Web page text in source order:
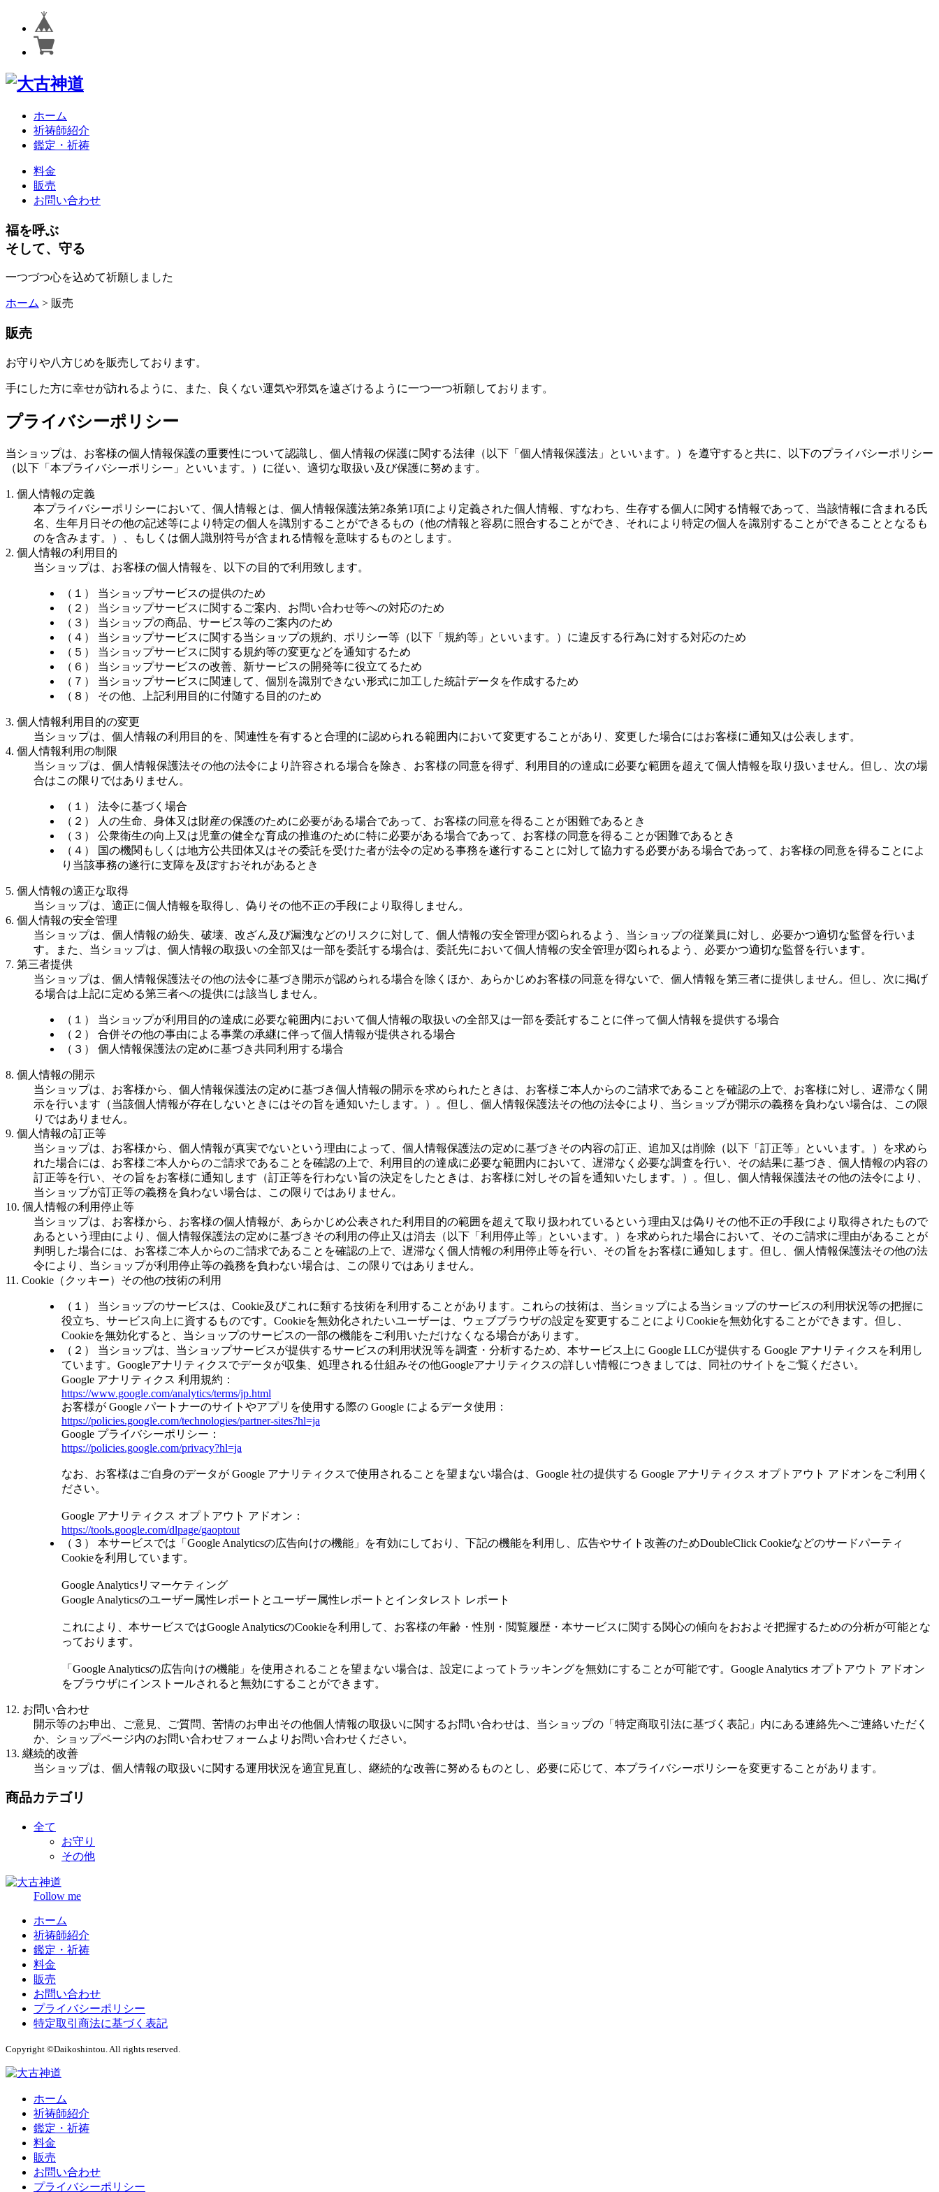
ホーム
祈祷師紹介
鑑定・祈祷
料金
販売
お問い合わせ
福を呼ぶ
そして、守る
一つづつ心を込めて祈願しました
ホーム > 販売
販売
お守りや八方じめを販売しております。
手にした方に幸せが訪れるように、また、良くない運気や邪気を遠ざけるように一つ一つ祈願しております。
プライバシーポリシー
当ショップは、お客様の個人情報保護の重要性について認識し、個人情報の保護に関する法律（以下「個人情報保護法」といいます。）を遵守すると共に、以下のプライバシーポリシー
（以下「本プライバシーポリシー」といいます。）に従い、適切な取扱い及び保護に努めます。
1. 個人情報の定義
本プライバシーポリシーにおいて、個人情報とは、個人情報保護法第2条第1項により定義された個人情報、すなわち、生存する個人に関する情報であって、当該情報に含まれる氏
名、生年月日その他の記述等により特定の個人を識別することができるもの（他の情報と容易に照合することができ、それにより特定の個人を識別することができることとなるも
のを含みます。）、もしくは個人識別符号が含まれる情報を意味するものとします。
2. 個人情報の利用目的
当ショップは、お客様の個人情報を、以下の目的で利用致します。
（１） 当ショップサービスの提供のため
（２） 当ショップサービスに関するご案内、お問い合わせ等への対応のため
（３） 当ショップの商品、サービス等のご案内のため
（４） 当ショップサービスに関する当ショップの規約、ポリシー等（以下「規約等」といいます。）に違反する行為に対する対応のため
（５） 当ショップサービスに関する規約等の変更などを通知するため
（６） 当ショップサービスの改善、新サービスの開発等に役立てるため
（７） 当ショップサービスに関連して、個別を識別できない形式に加工した統計データを作成するため
（８） その他、上記利用目的に付随する目的のため
3. 個人情報利用目的の変更
当ショップは、個人情報の利用目的を、関連性を有すると合理的に認められる範囲内において変更することがあり、変更した場合にはお客様に通知又は公表します。
4. 個人情報利用の制限
当ショップは、個人情報保護法その他の法令により許容される場合を除き、お客様の同意を得ず、利用目的の達成に必要な範囲を超えて個人情報を取り扱いません。但し、次の場
合はこの限りではありません。
（１） 法令に基づく場合
（２） 人の生命、身体又は財産の保護のために必要がある場合であって、お客様の同意を得ることが困難であるとき
（３） 公衆衛生の向上又は児童の健全な育成の推進のために特に必要がある場合であって、お客様の同意を得ることが困難であるとき
（４） 国の機関もしくは地方公共団体又はその委託を受けた者が法令の定める事務を遂行することに対して協力する必要がある場合であって、お客様の同意を得ることによ
り当該事務の遂行に支障を及ぼすおそれがあるとき
5. 個人情報の適正な取得
当ショップは、適正に個人情報を取得し、偽りその他不正の手段により取得しません。
6. 個人情報の安全管理
当ショップは、個人情報の紛失、破壊、改ざん及び漏洩などのリスクに対して、個人情報の安全管理が図られるよう、当ショップの従業員に対し、必要かつ適切な監督を行いま
す。また、当ショップは、個人情報の取扱いの全部又は一部を委託する場合は、委託先において個人情報の安全管理が図られるよう、必要かつ適切な監督を行います。
7. 第三者提供
当ショップは、個人情報保護法その他の法令に基づき開示が認められる場合を除くほか、あらかじめお客様の同意を得ないで、個人情報を第三者に提供しません。但し、次に掲げ
る場合は上記に定める第三者への提供には該当しません。
（１） 当ショップが利用目的の達成に必要な範囲内において個人情報の取扱いの全部又は一部を委託することに伴って個人情報を提供する場合
（２） 合併その他の事由による事業の承継に伴って個人情報が提供される場合
（３） 個人情報保護法の定めに基づき共同利用する場合
8. 個人情報の開示
当ショップは、お客様から、個人情報保護法の定めに基づき個人情報の開示を求められたときは、お客様ご本人からのご請求であることを確認の上で、お客様に対し、遅滞なく開
示を行います（当該個人情報が存在しないときにはその旨を通知いたします。）。但し、個人情報保護法その他の法令により、当ショップが開示の義務を負わない場合は、この限
りではありません。
9. 個人情報の訂正等
当ショップは、お客様から、個人情報が真実でないという理由によって、個人情報保護法の定めに基づきその内容の訂正、追加又は削除（以下「訂正等」といいます。）を求めら
れた場合には、お客様ご本人からのご請求であることを確認の上で、利用目的の達成に必要な範囲内において、遅滞なく必要な調査を行い、その結果に基づき、個人情報の内容の
訂正等を行い、その旨をお客様に通知します（訂正等を行わない旨の決定をしたときは、お客様に対しその旨を通知いたします。）。但し、個人情報保護法その他の法令により、
当ショップが訂正等の義務を負わない場合は、この限りではありません。
10. 個人情報の利用停止等
当ショップは、お客様から、お客様の個人情報が、あらかじめ公表された利用目的の範囲を超えて取り扱われているという理由又は偽りその他不正の手段により取得されたもので
あるという理由により、個人情報保護法の定めに基づきその利用の停止又は消去（以下「利用停止等」といいます。）を求められた場合において、そのご請求に理由があることが
判明した場合には、お客様ご本人からのご請求であることを確認の上で、遅滞なく個人情報の利用停止等を行い、その旨をお客様に通知します。但し、個人情報保護法その他の法
令により、当ショップが利用停止等の義務を負わない場合は、この限りではありません。
11. Cookie（クッキー）その他の技術の利用
（１） 当ショップのサービスは、Cookie及びこれに類する技術を利用することがあります。これらの技術は、当ショップによる当ショップのサービスの利用状況等の把握に
役立ち、サービス向上に資するものです。Cookieを無効化されたいユーザーは、ウェブブラウザの設定を変更することによりCookieを無効化することができます。但し、
Cookieを無効化すると、当ショップのサービスの一部の機能をご利用いただけなくなる場合があります。
（２） 当ショップは、当ショップサービスが提供するサービスの利用状況等を調査・分析するため、本サービス上に Google LLCが提供する Google アナリティクスを利用し
ています。Googleアナリティクスでデータが収集、処理される仕組みその他Googleアナリティクスの詳しい情報につきましては、同社のサイトをご覧ください。
Google アナリティクス 利用規約：
https://www.google.com/analytics/terms/jp.html
お客様が Google パートナーのサイトやアプリを使用する際の Google によるデータ使用：
https://policies.google.com/technologies/partner-sites?hl=ja
Google プライバシーポリシー：
https://policies.google.com/privacy?hl=ja
なお、お客様はご自身のデータが Google アナリティクスで使用されることを望まない場合は、Google 社の提供する Google アナリティクス オプトアウト アドオンをご利用く
ださい。
Google アナリティクス オプトアウト アドオン：
https://tools.google.com/dlpage/gaoptout
（３） 本サービスでは「Google Analyticsの広告向けの機能」を有効にしており、下記の機能を利用し、広告やサイト改善のためDoubleClick Cookieなどのサードパーティ
Cookieを利用しています。
Google Analyticsリマーケティング
Google Analyticsのユーザー属性レポートとユーザー属性レポートとインタレスト レポート
これにより、本サービスではGoogle AnalyticsのCookieを利用して、お客様の年齢・性別・閲覧履歴・本サービスに関する関心の傾向をおおよそ把握するための分析が可能とな
っております。
「Google Analyticsの広告向けの機能」を使用されることを望まない場合は、設定によってトラッキングを無効にすることが可能です。Google Analytics オプトアウト アドオン
をブラウザにインストールされると無効にすることができます。
12. お問い合わせ
開示等のお申出、ご意見、ご質問、苦情のお申出その他個人情報の取扱いに関するお問い合わせは、当ショップの「特定商取引法に基づく表記」内にある連絡先へご連絡いただく
か、ショップページ内のお問い合わせフォームよりお問い合わせください。
13. 継続的改善
当ショップは、個人情報の取扱いに関する運用状況を適宜見直し、継続的な改善に努めるものとし、必要に応じて、本プライバシーポリシーを変更することがあります。
商品カテゴリ
全て
お守り
その他
Follow me
ホーム
祈祷師紹介
鑑定・祈祷
料金
販売
お問い合わせ
プライバシーポリシー
特定取引商法に基づく表記
Copyright ©Daikoshintou. All rights reserved.
ホーム
祈祷師紹介
鑑定・祈祷
料金
販売
お問い合わせ
プライバシーポリシー